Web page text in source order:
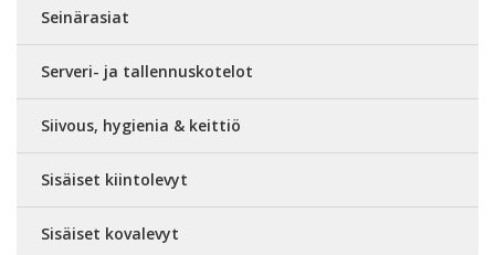
Seinärasiat
Serveri- ja tallennuskotelot
Siivous, hygienia & keittiö
Sisäiset kiintolevyt
Sisäiset kovalevyt